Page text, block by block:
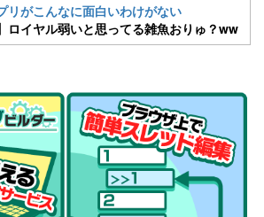
リがこんなに面白いわけがない
ロイヤル弱いと思ってる雑魚おりゅ？ww